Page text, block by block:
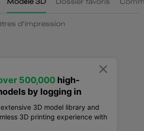
500,000 high-
by logging in
3D model library and
3D printing experience with
